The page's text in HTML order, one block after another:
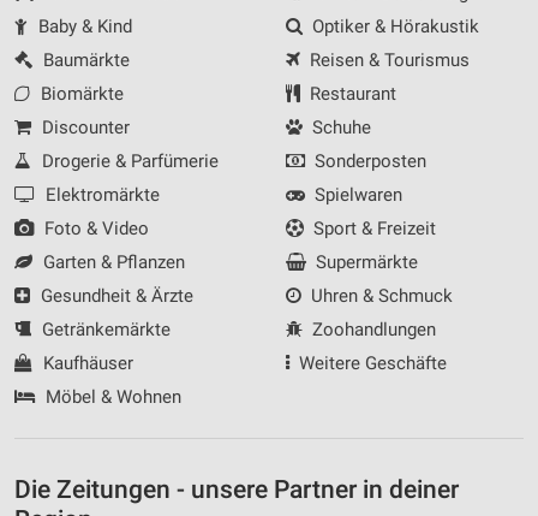
Baby & Kind
Baumärkte
Biomärkte
Discounter
Drogerie & Parfümerie
Elektromärkte
Foto & Video
Garten & Pflanzen
Gesundheit & Ärzte
Getränkemärkte
Kaufhäuser
Möbel & Wohnen
Optiker & Hörakustik
Reisen & Tourismus
Restaurant
Schuhe
Sonderposten
Spielwaren
Sport & Freizeit
Supermärkte
Uhren & Schmuck
Zoohandlungen
Weitere Geschäfte
Die Zeitungen - unsere Partner in deiner